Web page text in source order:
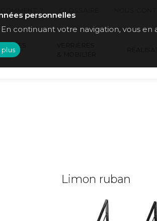
Limon ruban
personnelles
continuant votre navigation, vous en
plus